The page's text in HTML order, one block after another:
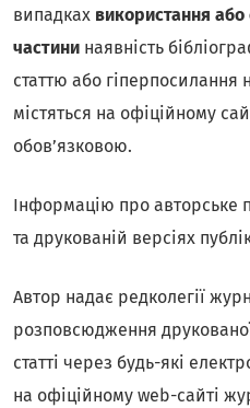
випадках використання або
частини наявність
статтю або гіперпосилання
містяться на офіційному
обов’язковою.
Інформацію про авторське
та друкованій версіях
Автор надає редколегії
розповсюдження
статті через будь-які
на офіційному web-сайті